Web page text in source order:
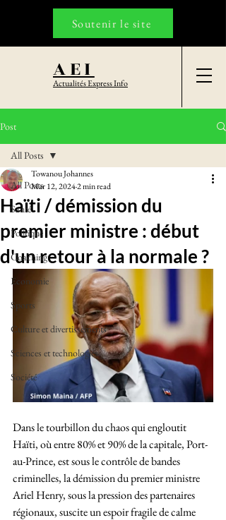
AEI
Actualités Express Info
Soutenir le site
Post
All Posts
Santé
Politique
Coaching
Economie
Sports
Culture et divertissements
Sciences et technologies
Société
All Posts
Haïti / démission du
premier ministre : début
d'un retour à la normale ?
Towanou Johannes
Mar 12, 20242 min read
Dans le tourbillon du chaos qui engloutit
Haïti, où entre 80% et 90% de la capitale, Port-
au-Prince, est sous le contrôle de bandes
criminelles, la démission du premier ministre
Ariel Henry, sous la pression des partenaires
régionaux, suscite un espoir fragile de calme